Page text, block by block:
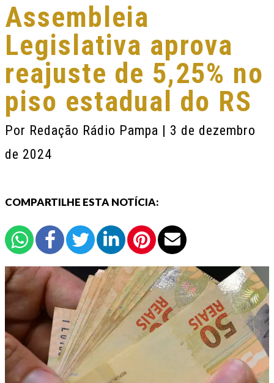
Assembleia
Legislativa aprova
reajuste de 5,25% no
piso estadual do RS
Por Redação Rádio Pampa | 3 de dezembro
de 2024
COMPARTILHE ESTA NOTÍCIA: